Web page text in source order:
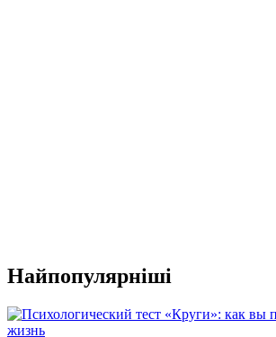
Найпопулярніші